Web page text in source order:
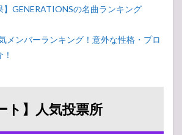
】GENERATIONSの名曲ランキング
メンバーランキング！意外な性格・プロ
ト】人気投票所